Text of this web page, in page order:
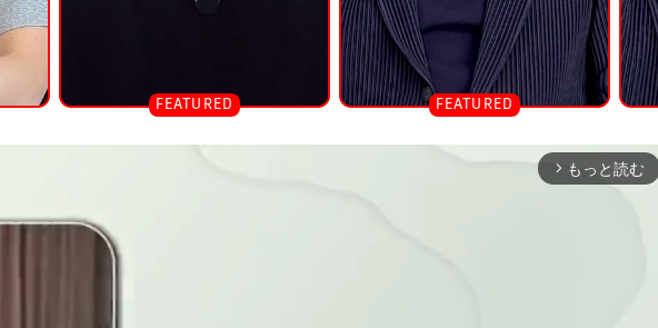
arrow_forward_ios もっと読む